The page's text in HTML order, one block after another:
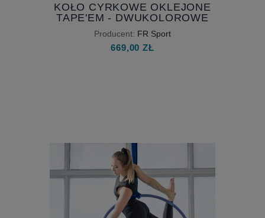
KOŁO CYRKOWE OKLEJONE
TAPE'EM - DWUKOLOROWE
Producent: FR Sport
669,00 ZŁ